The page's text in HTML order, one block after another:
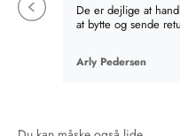
De er dejlige at
at bytte og sende
Arly Pedersen